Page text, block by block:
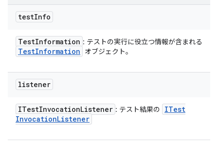
testInfo
TestInformation : テストの実行に役立つ情報が含まれる
TestInformation オブジェクト。
listener
ITestInvocationListener : テスト結果の
ITest
InvocationListener